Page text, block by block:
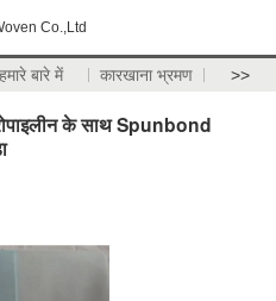
Co.,Ltd
हमारे बारे में कारखाना भ्रमण >>
के साथ Spunbond